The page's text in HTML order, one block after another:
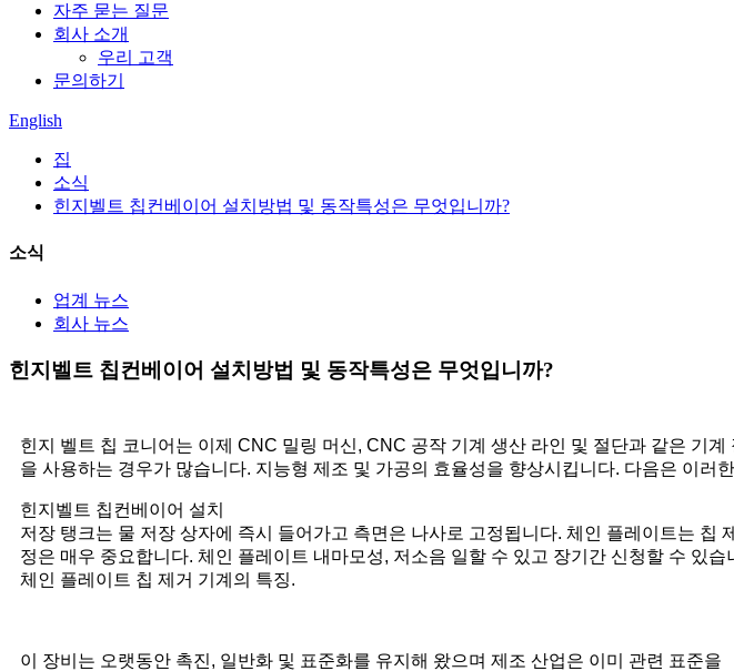
자주 묻는 질문
회사 소개
우리 고객
문의하기
English
집
소식
힌지벨트 칩컨베이어 설치방법 및 동작특성은 무엇입니까?
소식
업계 뉴스
회사 뉴스
힌지벨트 칩컨베이어 설치방법 및 동작특성은 무엇입니까?
힌지 벨트 칩 코니어는 이제 CNC 밀링 머신, CNC 공작 기계 생산 라인 및 절단과 같은 기
을 사용하는 경우가 많습니다. 지능형 제조 및 가공의 효율성을 향상시킵니다. 다음은 이러
힌지벨트 칩컨베이어 설치
저장 탱크는 물 저장 상자에 즉시 들어가고 측면은 나사로 고정됩니다. 체인 플레이트는
정은 매우 중요합니다. 체인 플레이트 내마모성, 저소음 일할 수 있고 장기간 신청할 수 있습
체인 플레이트 칩 제거 기계의 특징.
이 장비는 오랫동안 촉진, 일반화 및 표준화를 유지해 왔으며 제조 산업은 이미 관련 표준을